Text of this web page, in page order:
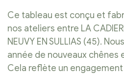
Ce tableau est conçu et
nos ateliers entre LA
NEUVY EN SULLIAS (45).
année de nouveaux chênes
Cela reflète un